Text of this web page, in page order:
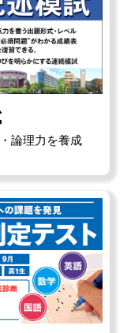
論理力を養成